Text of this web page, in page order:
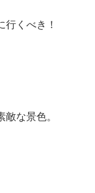
行くべき！
な景色。